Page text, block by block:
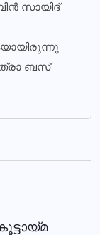
സായിദ്
ബസ്